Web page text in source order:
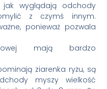
wyglądają odchody
z czymś innym.
ponieważ pozwala
mają bardzo
ziarenka ryżu, są
myszy wielkość